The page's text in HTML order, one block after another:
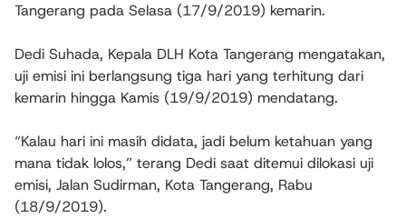
Tangerang pada Selasa (17/9/2019) kemarin.
Dedi Suhada, Kepala DLH Kota Tangerang mengatakan,
uji emisi ini berlangsung tiga hari yang terhitung dari
kemarin hingga Kamis (19/9/2019) mendatang.
“Kalau hari ini masih didata, jadi belum ketahuan yang
mana tidak lolos,” terang Dedi saat ditemui dilokasi uji
emisi, Jalan Sudirman, Kota Tangerang, Rabu
(18/9/2019).